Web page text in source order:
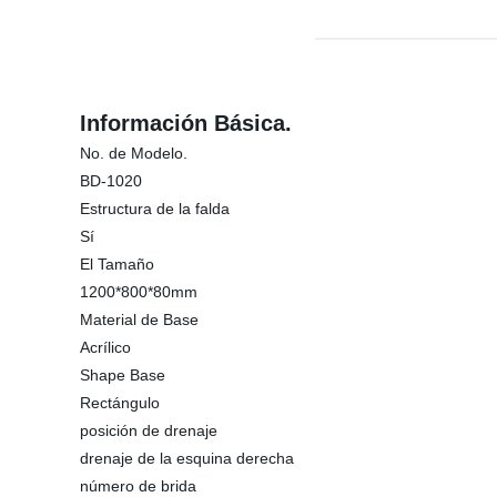
Información Básica.
No. de Modelo.
BD-1020
Estructura de la falda
Sí
El Tamaño
1200*800*80mm
Material de Base
Acrílico
Shape Base
Rectángulo
posición de drenaje
drenaje de la esquina derecha
número de brida